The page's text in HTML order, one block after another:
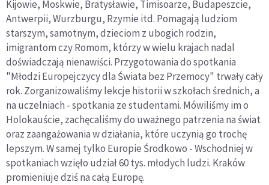
Kijowie, Moskwie, Bratysławie, Timisoarze, Budapeszcie,
Antwerpii, Wurzburgu, Rzymie itd. Pomagają ludziom
starszym, samotnym, dzieciom z ubogich rodzin,
imigrantom czy Romom, którzy w wielu krajach nadal
doświadczają nienawiści. Przygotowania do spotkania
"Młodzi Europejczycy dla Świata bez Przemocy" trwały cały
rok. Zorganizowaliśmy lekcje historii w szkołach średnich, a
na uczelniach - spotkania ze studentami. Mówiliśmy im o
Holokauście, zachęcaliśmy do uważnego patrzenia na świat
oraz zaangażowania w działania, które uczynią go trochę
lepszym. W samej tylko Europie Środkowo - Wschodniej w
spotkaniach wzięło udział 60 tys. młodych ludzi. Kraków
promieniuje dziś na całą Europę.